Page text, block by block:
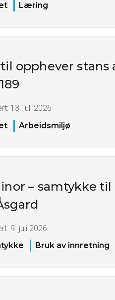
Læring
opphever
13. juli 2026
Arbeidsmiljø
– samtykke
9. juli 2026
Bruk av innretning